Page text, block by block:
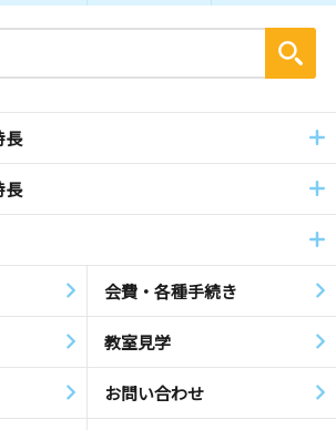
長
長
会費・各種手続き
教室見学
お問い合わせ